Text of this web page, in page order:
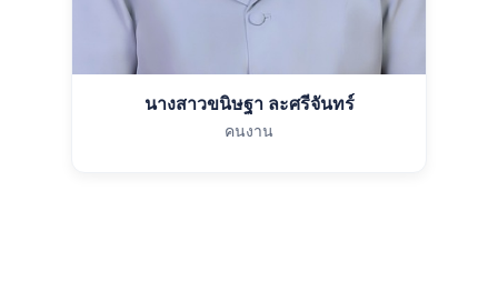
นางสาวขนิษฐา ละศรีจันทร์
คนงาน